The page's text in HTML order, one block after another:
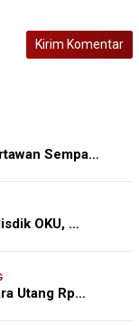
Sempa…
OKU, …
Utang Rp…